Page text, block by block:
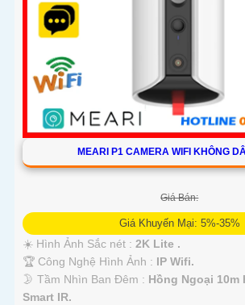
MEARI P1 CAMERA WIFI KHÔNG
Giá Bán:
Giá Khuyến Mại: 5%-35%
☀️ Hình Ảnh Sắc nét : 2K Lite .
🏆 Công Nghệ Hình Ảnh : IP Wifi.
🌛 Tầm Nhìn Ban Đêm : Hồng Ngoại 10m
Smart IR.